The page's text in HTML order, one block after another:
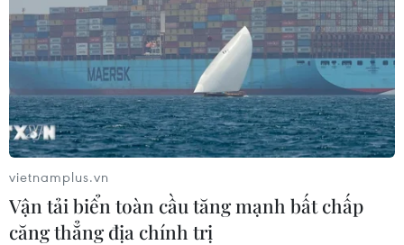
vietnamplus.vn
Vận tải biển toàn cầu tăng mạnh bất chấp
căng thẳng địa chính trị